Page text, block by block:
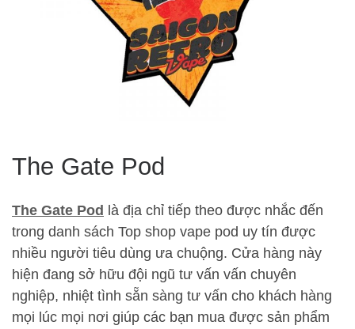
The Gate Pod
The Gate Pod là địa chỉ tiếp theo được nhắc đến
trong danh sách Top shop vape pod uy tín được
nhiều người tiêu dùng ưa chuộng. Cửa hàng này
hiện đang sở hữu đội ngũ tư vấn vấn chuyên
nghiệp, nhiệt tình sẵn sàng tư vấn cho khách hàng
mọi lúc mọi nơi giúp các bạn mua được sản phẩm